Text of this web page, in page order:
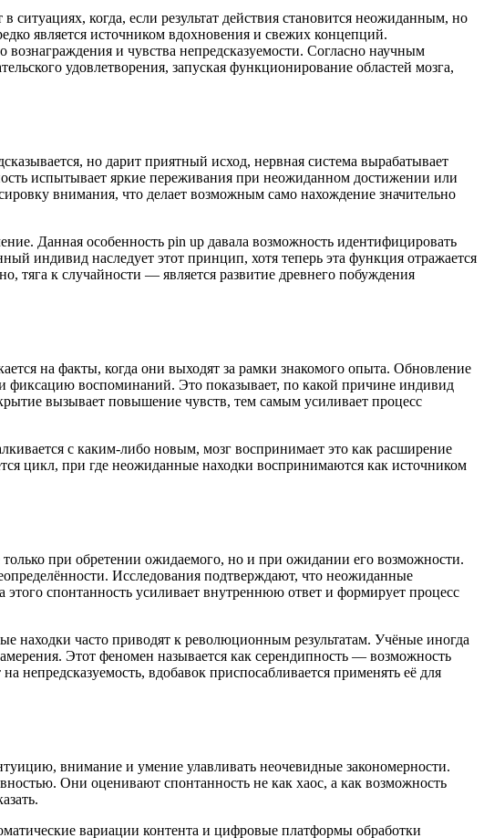
когда, если результат действия становится неожиданным, но
является источником вдохновения и свежих концепций.
и чувства непредсказуемости. Согласно научным
удовлетворения, запуская функционирование областей мозга,
но дарит приятный исход, нервная система вырабатывает
испытывает яркие переживания при неожиданном достижении или
внимания, что делает возможным само нахождение значительно
Данная особенность pin up давала возможность идентифицировать
индивид наследует этот принцип, хотя теперь эта функция отражается
к случайности — является развитие древнего побуждения
на факты, когда они выходят за рамки знакомого опыта. Обновление
фиксацию воспоминаний. Это показывает, по какой причине индивид
вызывает повышение чувств, тем самым усиливает процесс
с каким-либо новым, мозг воспринимает это как расширение
цикл, при где неожиданные находки воспринимаются как источником
при обретении ожидаемого, но и при ожидании его возможности.
Исследования подтверждают, что неожиданные
спонтанность усиливает внутреннюю ответ и формирует процесс
находки часто приводят к революционным результатам. Учёные иногда
Этот феномен называется как серендипность — возможность
непредсказуемость, вдобавок приспосабливается применять её для
внимание и умение улавливать неочевидные закономерности.
Они оценивают спонтанность не как хаос, а как возможность
вариации контента и цифровые платформы обработки